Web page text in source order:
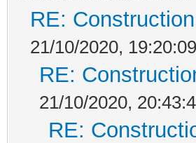
RE:
21/10/2020, 19:20:09
RE:
21/10/2020,
RE: